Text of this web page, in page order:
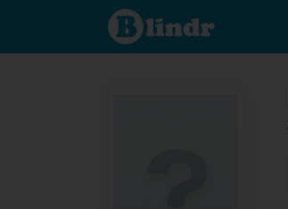
User770510383
- On išče
nekoga Hlavní